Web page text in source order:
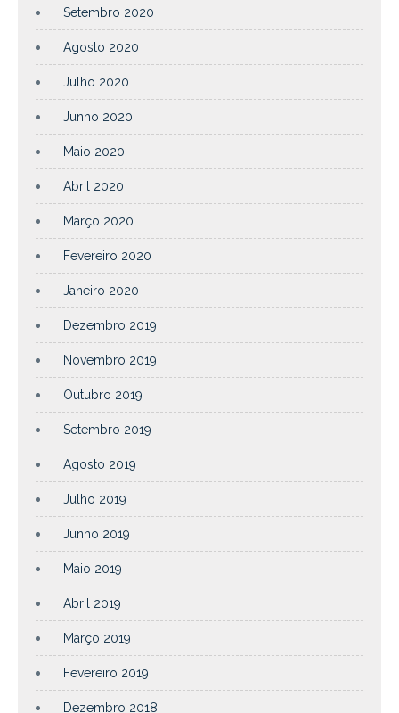
Setembro 2020
Agosto 2020
Julho 2020
Junho 2020
Maio 2020
Abril 2020
Março 2020
Fevereiro 2020
Janeiro 2020
Dezembro 2019
Novembro 2019
Outubro 2019
Setembro 2019
Agosto 2019
Julho 2019
Junho 2019
Maio 2019
Abril 2019
Março 2019
Fevereiro 2019
Dezembro 2018